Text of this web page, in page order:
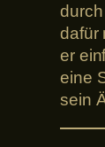
dafür
er
eine
sein